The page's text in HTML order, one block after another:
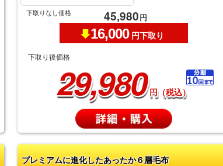
下取りなし価格 45,980円
16,000 円下取り
下取り後価格
29,980 円（税込）
プレミアムに進化したあったか６層毛布